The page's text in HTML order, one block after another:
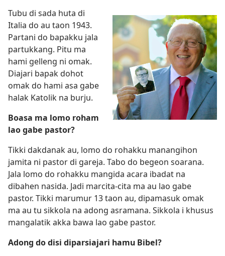
Tubu di sada huta di
Italia do au taon 1943.
Partani do bapakku jala
partukkang. Pitu ma
hami gelleng ni omak.
Diajari bapak dohot
omak do hami asa gabe
halak Katolik na burju.
Boasa ma lomo roham
lao gabe pastor?
Tikki dakdanak au, lomo do rohakku manangihon
jamita ni pastor di gareja. Tabo do begeon soarana.
Jala lomo do rohakku mangida acara ibadat na
dibahen nasida. Jadi marcita-cita ma au lao gabe
pastor. Tikki marumur 13 taon au, dipamasuk omak
ma au tu sikkola na adong asramana. Sikkola i khusus
mangalatik akka bawa lao gabe pastor.
Adong do disi diparsiajari hamu Bibel?